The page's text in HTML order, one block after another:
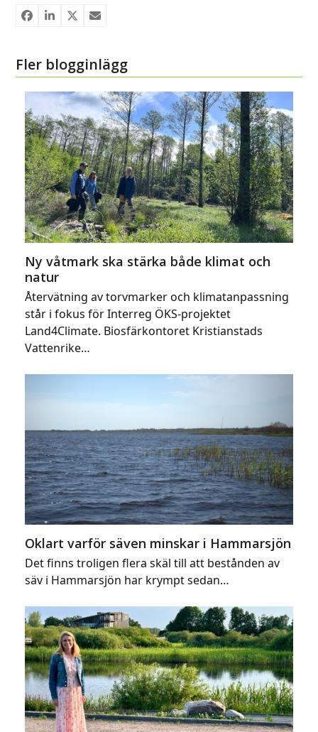
Fler blogginlägg
Ny våtmark ska stärka både klimat och
natur
Återvätning av torvmarker och klimatanpassning
står i fokus för Interreg ÖKS-projektet
Land4Climate. Biosfärkontoret Kristianstads
Vattenrike…
Oklart varför säven minskar i Hammarsjön
Det finns troligen flera skäl till att bestånden av
säv i Hammarsjön har krympt sedan…